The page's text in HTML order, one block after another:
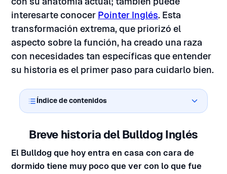
interesarte conocer Pointer Inglés. Esta
transformación extrema, que priorizó el
aspecto sobre la función, ha creado una raza
con necesidades tan específicas que entender
su historia es el primer paso para cuidarlo bien.
Índice de contenidos
Breve historia del Bulldog Inglés
El Bulldog que hoy entra en casa con cara de
dormido tiene muy poco que ver con lo que fue